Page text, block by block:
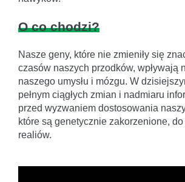
O co chodzi?
Nasze geny, które nie zmieniły się
czasów naszych przodków, wpływają
naszego umysłu i mózgu. W
pełnym ciągłych zmian i nadmiaru
przed wyzwaniem dostosowania
które są genetycznie zakorzenione,
realiów.